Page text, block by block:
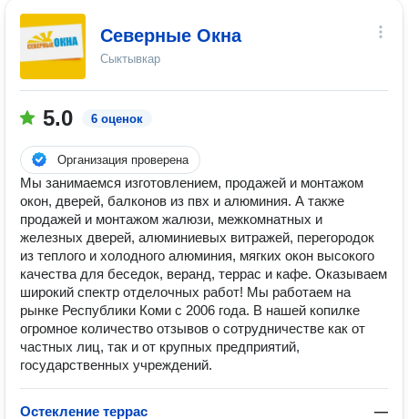
Северные Окна
Сыктывкар
5.0 6 оценок
Организация проверена
Мы занимаемся изготовлением, продажей и монтажом
окон, дверей, балконов из пвх и алюминия. А также
продажей и монтажом жалюзи, межкомнатных и
железных дверей, алюминиевых витражей, перегородок
из теплого и холодного алюминия, мягких окон высокого
качества для беседок, веранд, террас и кафе. Оказываем
широкий спектр отделочных работ! Мы работаем на
рынке Республики Коми с 2006 года. В нашей копилке
огромное количество отзывов о сотрудничестве как от
частных лиц, так и от крупных предприятий,
государственных учреждений.
Остекление террас —